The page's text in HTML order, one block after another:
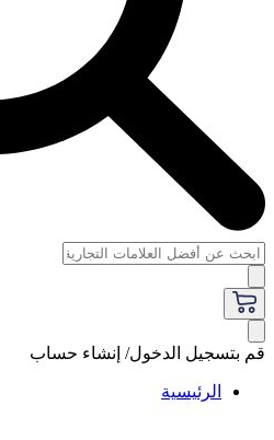
قم بتسجيل الدخول/ إنشاء حساب
الرئيسية